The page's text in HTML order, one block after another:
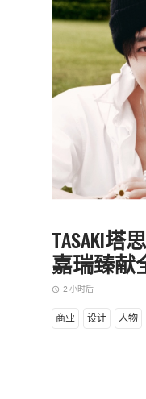
TASAKI
嘉瑞臻献
access_time 2 小时后
商业 设计 人物